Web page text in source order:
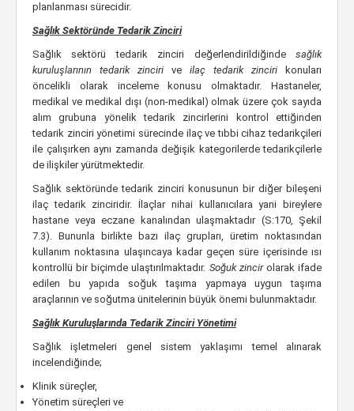
planlanması sürecidir.
Sağlık Sektöründe Tedarik Zinciri
Sağlık sektörü tedarik zinciri değerlendirildiğinde sağlık
kuruluşlarının tedarik zinciri ve ilaç tedarik zinciri
konuları
öncelikli olarak inceleme konusu olmaktadır. Hastaneler,
medikal ve medikal dışı (non-medikal) olmak üzere çok sayıda
alım grubuna yönelik tedarik zincirlerini kontrol ettiğinden
tedarik zinciri yönetimi sürecinde ilaç ve tıbbi cihaz tedarikçileri
ile çalışırken aynı zamanda değişik kategorilerde tedarikçilerle
de ilişkiler yürütmektedir.
Sağlık sektöründe tedarik zinciri konusunun bir diğer bileşeni
ilaç tedarik zinciridir. İlaçlar nihai kullanıcılara yani bireylere
hastane veya eczane kanalından ulaşmaktadır (S:170, Şekil
7.3). Bununla birlikte bazı ilaç grupları, üretim noktasından
kullanım noktasına ulaşıncaya kadar geçen süre içerisinde ısı
kontrollü bir biçimde ulaştırılmaktadır. Soğuk zincir olarak ifade
edilen bu yapıda soğuk taşıma yapmaya uygun taşıma
araçlarının ve soğutma ünitelerinin büyük önemi bulunmaktadır.
Sağlık Kuruluşlarında Tedarik Zinciri Yönetimi
Sağlık işletmeleri genel sistem yaklaşımı temel alınarak
incelendiğinde;
Klinik süreçler,
Yönetim süreçleri ve